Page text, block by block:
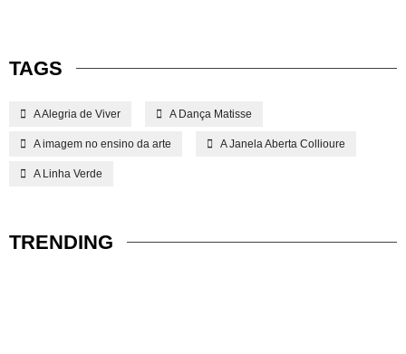
TAGS
A Alegria de Viver A Dança Matisse
A imagem no ensino da arte A Janela Aberta Collioure
A Linha Verde
TRENDING